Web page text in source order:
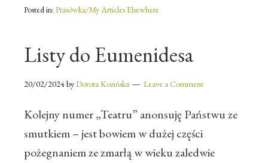
Posted in: Prasówka/My Articles Elsewhere
Listy do Eumenidesa
20/02/2024byDorota Kozińska Leave a Comment
Kolejny numer „Teatru” anonsuję Państwu ze
smutkiem – jest bowiem w dużej części
pożegnaniem ze zmarłą w wieku zaledwie